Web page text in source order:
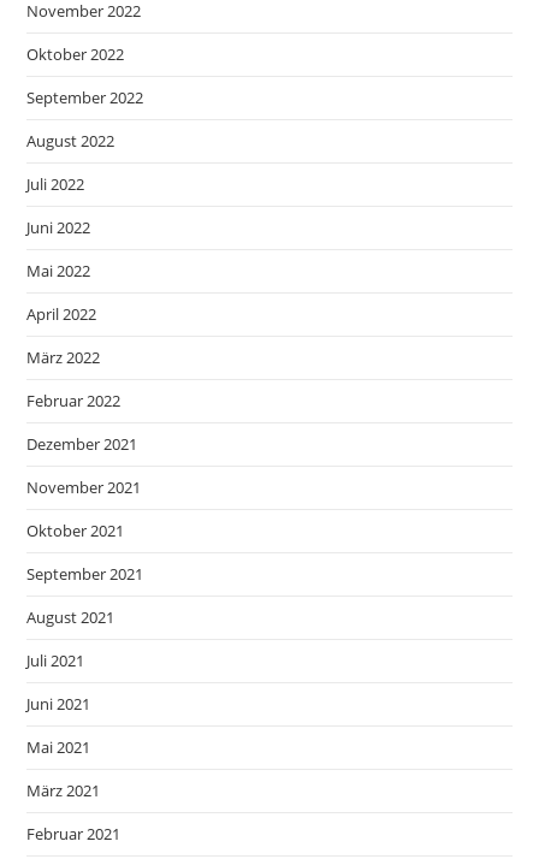
November 2022
Oktober 2022
September 2022
August 2022
Juli 2022
Juni 2022
Mai 2022
April 2022
März 2022
Februar 2022
Dezember 2021
November 2021
Oktober 2021
September 2021
August 2021
Juli 2021
Juni 2021
Mai 2021
März 2021
Februar 2021